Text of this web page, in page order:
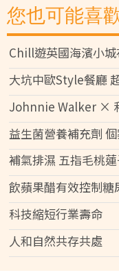
您也可能喜
Chill遊英國海濱小城
大坑中歐Style餐廳
Johnnie Walker ×
益生菌營養補充劑
補氣排濕 五指毛桃
飲蘋果醋有效控制
科技縮短行業壽命
人和自然共存共處